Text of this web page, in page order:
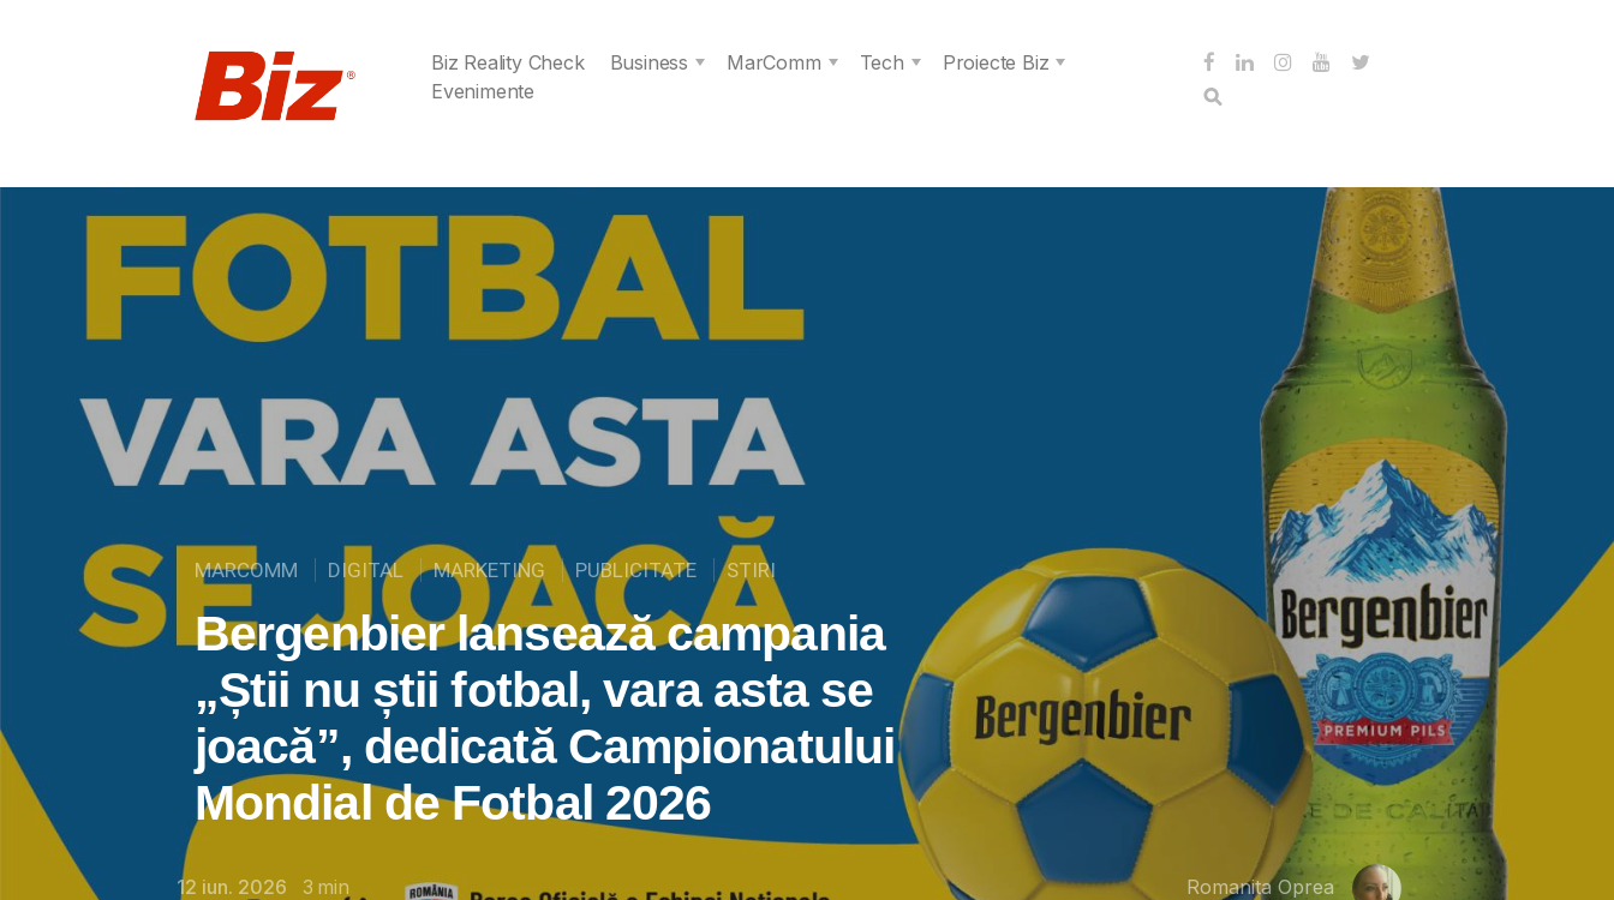
Biz Reality Check Business MarComm Tech
Proiecte Biz
Evenimente
MARCOMM DIGITAL MARKETING PUBLICITATE STIRI
Bergenbier lansează campania
„Știi nu știi fotbal, vara asta se
joacă”, dedicată Campionatului
Mondial de Fotbal 2026
12 iun. 2026 3 min Romanita Oprea